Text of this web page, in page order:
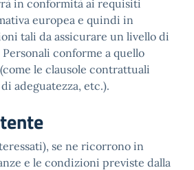
in conformità ai requisiti
europea e quindi in
tali da assicurare un livello di
conforme a quello
le clausole contrattuali
adeguatezza, etc.).
se ne ricorrono in
e le condizioni previste dalla